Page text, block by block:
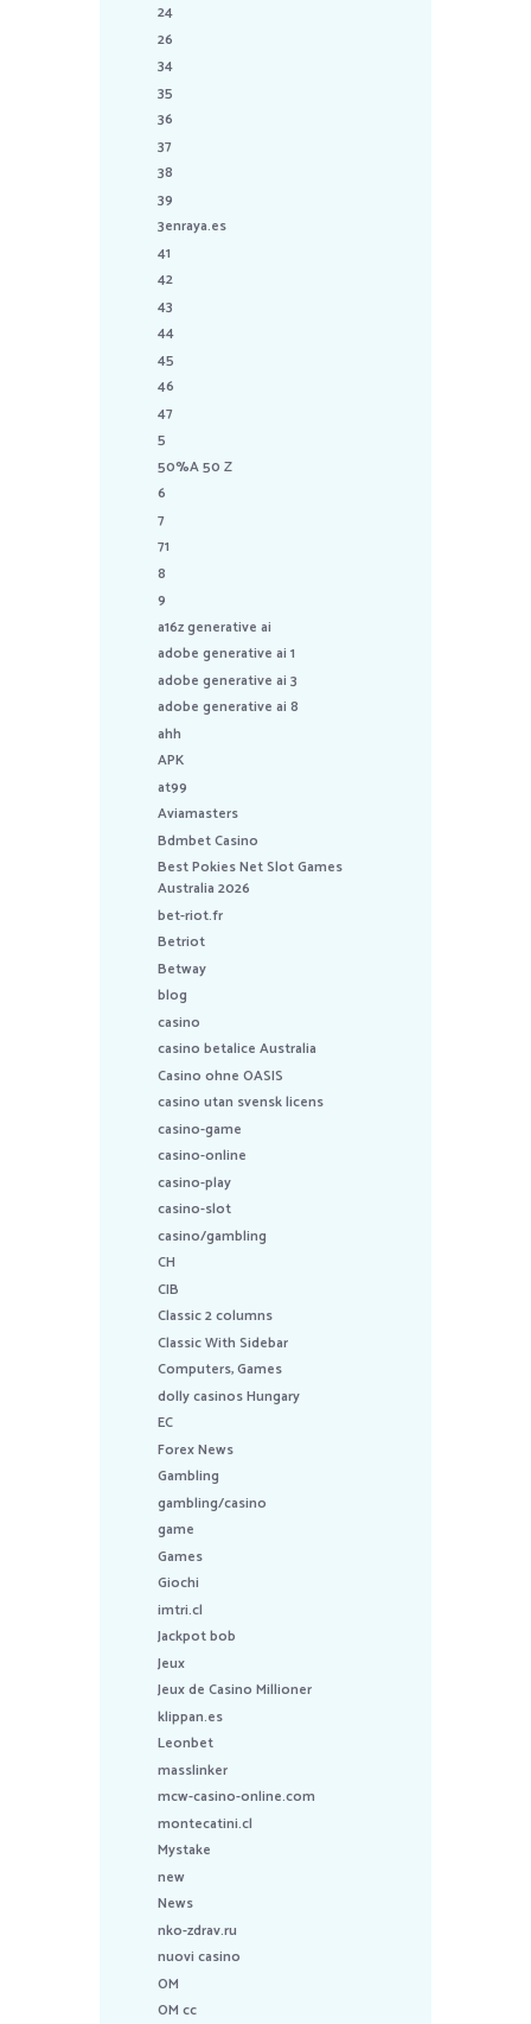
24
26
34
35
36
37
38
39
3enraya.es
41
42
43
44
45
46
47
5
50%A 50 Z
6
7
71
8
9
a16z generative ai
adobe generative ai 1
adobe generative ai 3
adobe generative ai 8
ahh
APK
at99
Aviamasters
Bdmbet Casino
Best Pokies Net Slot Games
Australia 2026
bet-riot.fr
Betriot
Betway
blog
casino
casino betalice Australia
Casino ohne OASIS
casino utan svensk licens
casino-game
casino-online
casino-play
casino-slot
casino/gambling
CH
CIB
Classic 2 columns
Classic With Sidebar
Computers, Games
dolly casinos Hungary
EC
Forex News
Gambling
gambling/casino
game
Games
Giochi
imtri.cl
Jackpot bob
Jeux
Jeux de Casino Millioner
klippan.es
Leonbet
masslinker
mcw-casino-online.com
montecatini.cl
Mystake
new
News
nko-zdrav.ru
nuovi casino
OM
OM cc